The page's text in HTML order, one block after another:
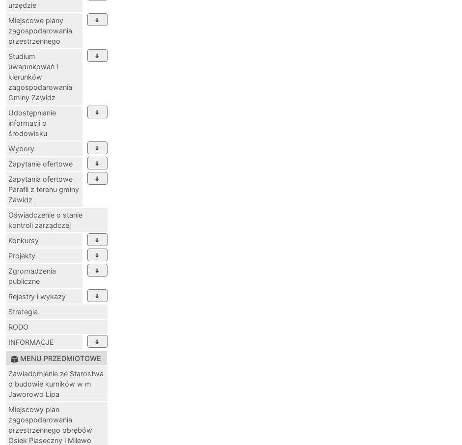
urzędzie
Miejscowe plany
zagospodarowania
przestrzennego
Studium
uwarunkowań i
kierunków
zagospodarowania
Gminy Zawidz
Udostępnianie
informacji o
środowisku
Wybory
Zapytanie ofertowe
Zapytania ofertowe
Parafii z terenu gminy
Zawidz
Oświadczenie o stanie
kontroli zarządczej
Konkursy
Projekty
Zgromadzenia
publiczne
Rejestry i wykazy
Strategia
RODO
INFORMACJE
MENU PRZEDMIOTOWE
Zawiadomienie ze Starostwa
o budowie kurników w m
Jaworowo Lipa
Miejscowy plan
zagospodarowania
przestrzennego obrębów
Osiek Piaseczny i Milewo